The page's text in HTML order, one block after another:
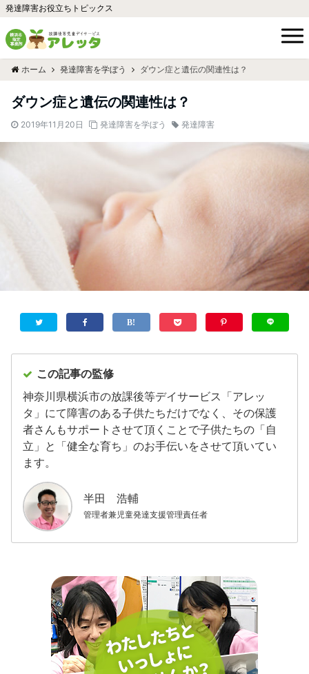
発達障害お役立ちトピックス
ホーム 発達障害を学ぼう ダウン症と遺伝の関連性は？
ダウン症と遺伝の関連性は？
2019年11月20日 発達障害を学ぼう 発達障害
この記事の監修
神奈川県横浜市の放課後等デイサービス「アレッ
タ」にて障害のある子供たちだけでなく、その保護
者さんもサポートさせて頂くことで子供たちの「自
立」と「健全な育ち」のお手伝いをさせて頂いてい
ます。
半田 浩輔
管理者兼児童発達支援管理責任者